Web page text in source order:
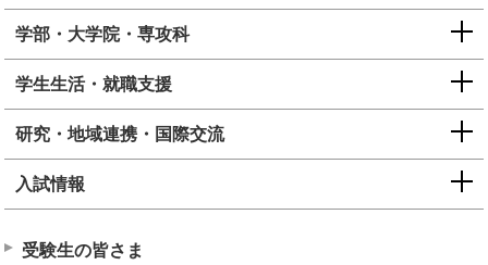
学部・大学院・専攻科
学生生活・就職支援
研究・地域連携・国際交流
入試情報
受験生の皆さま